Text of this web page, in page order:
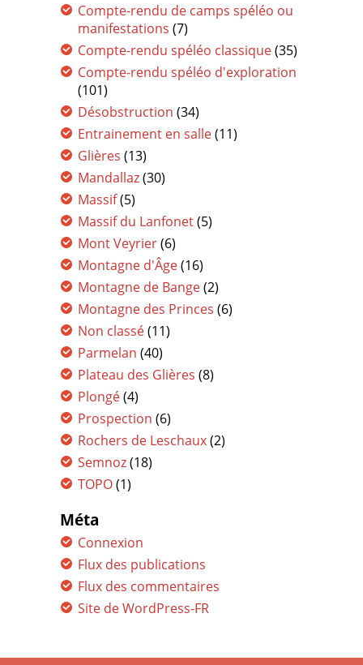
Compte-rendu de camps spéléo ou
manifestations (7)
Compte-rendu spéléo classique(35)
Compte-rendu spéléo d'exploration
(101)
Désobstruction (34)
Entrainement en salle(11)
Glières (13)
Mandallaz(30)
Massif(5)
Massif du Lanfonet(5)
Mont Veyrier(6)
Montagne d'Âge(16)
Montagne de Bange(2)
Montagne des Princes (6)
Non classé(11)
Parmelan (40)
Plateau des Glières (8)
Plongé(4)
Prospection (6)
Rochers de Leschaux(2)
Semnoz(18)
TOPO(1)
Méta
Connexion
Flux des publications
Flux des commentaires
Site de WordPress-FR